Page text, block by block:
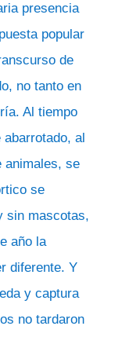
presencia
popular
de
no tanto en
Al tiempo
al
animales, se
se
sin mascotas,
año la
diferente. Y
y captura
no tardaron